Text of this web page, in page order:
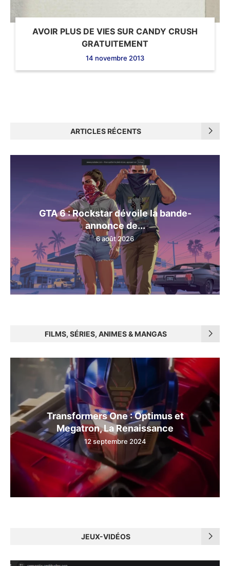
AVOIR PLUS DE VIES SUR CANDY CRUSH
GRATUITEMENT
14 novembre 2013
ARTICLES RÉCENTS
GTA 6 : Rockstar dévoile la bande-
annonce de...
6 août 2026
FILMS, SÉRIES, ANIMES & MANGAS
Transformers One : Optimus et
Megatron, La Renaissance
12 septembre 2024
JEUX-VIDÉOS